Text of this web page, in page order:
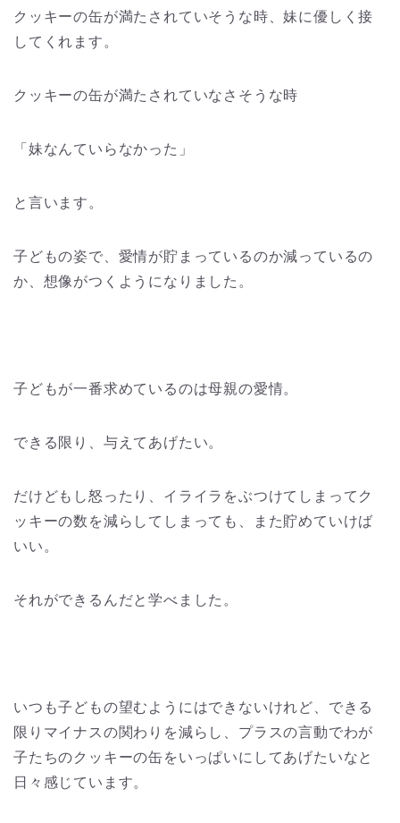
クッキーの缶が満たされていそうな時、妹に優しく接
してくれます。
クッキーの缶が満たされていなさそうな時
「妹なんていらなかった」
と言います。
子どもの姿で、愛情が貯まっているのか減っているの
か、想像がつくようになりました。
子どもが一番求めているのは母親の愛情。
できる限り、与えてあげたい。
だけどもし怒ったり、イライラをぶつけてしまってク
ッキーの数を減らしてしまっても、また貯めていけば
いい。
それができるんだと学べました。
いつも子どもの望むようにはできないけれど、できる
限りマイナスの関わりを減らし、プラスの言動でわが
子たちのクッキーの缶をいっぱいにしてあげたいなと
日々感じています。